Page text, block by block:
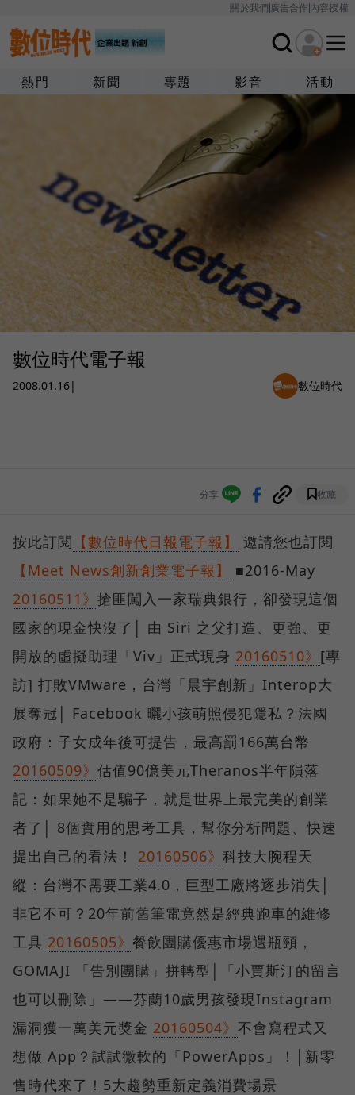
關於我們廣告合作內容授權
熱門 新聞 專題 影音 活動
數位時代電子報
2008.01.16| 數位時代
分享 收藏
按此訂閱 【數位時代日報電子報】
邀請您也訂閱
【Meet News創新創業電子報】
■2016-May
20160511》 搶匪闖入一家瑞典銀行，卻發現這個
國家的現金快沒了│ 由 Siri 之父打造、更強、更
開放的虛擬助理「Viv」正式現身 20160510》 [專
訪] 打敗VMware，台灣「晨宇創新」Interop大
展奪冠│ Facebook 曬小孩萌照侵犯隱私？法國
政府：子女成年後可提告，最高罰166萬台幣
20160509》 估值90億美元Theranos半年隕落
記：如果她不是騙子，就是世界上最完美的創業
者了│ 8個實用的思考工具，幫你分析問題、快速
提出自己的看法！ 20160506》 科技大腕程天
縱：台灣不需要工業4.0，巨型工廠將逐步消失│
非它不可？20年前舊筆電竟然是經典跑車的維修
工具 20160505》 餐飲團購優惠市場遇瓶頸，
GOMAJI 「告別團購」拼轉型│「小賈斯汀的留言
也可以刪除」——芬蘭10歲男孩發現Instagram
漏洞獲一萬美元獎金 20160504》 不會寫程式又
想做 App？試試微軟的「PowerApps」！│新零
售時代來了！5大趨勢重新定義消費場景